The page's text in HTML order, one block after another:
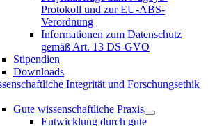
Protokoll und zur EU-ABS-
Verordnung
Informationen zum Datenschutz
gemäß Art. 13 DS-GVO
Stipendien
Downloads
Integrität und Forschungsethik
Gute wissenschaftliche Praxis
Entwicklung durch gute